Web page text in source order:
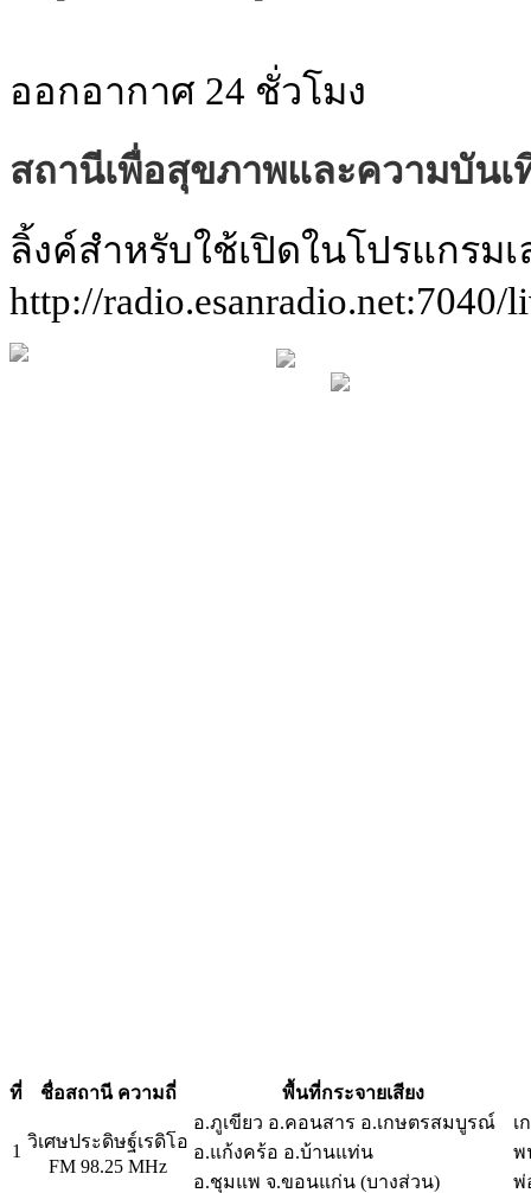
ออกอากาศ 24 ชั่วโมง
สถานีเพื่อสุขภาพและความบันเ
ลิ้งค์สำหรับใช้เปิดในโปรแกรมเ
http://radio.esanradio.net:7040/
ที่ ชื่อสถานี ความถี่ พื้นที่กระจายเสียง
1 วิเศษประดิษฐ์เรดิโอ
FM 98.25 MHz
อ.ภูเขียว อ.คอนสาร อ.เกษตรสมบูรณ์
อ.แก้งคร้อ อ.บ้านแท่น
อ.ชุมแพ จ.ขอนแก่น (บางส่วน)
เ
พ
พ่